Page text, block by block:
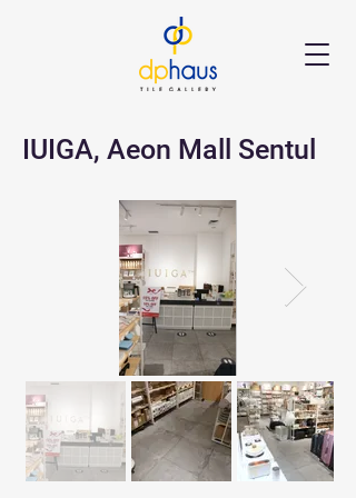
IUIGA, Aeon Mall Sentul